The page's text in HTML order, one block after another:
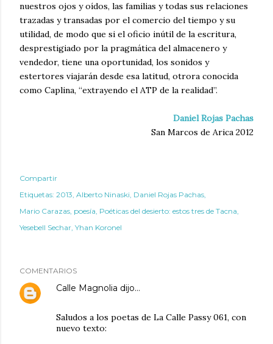
nuestros ojos y oídos, las familias y todas sus relaciones
trazadas y transadas por el comercio del tiempo y su
utilidad, de modo que si el oficio inútil de la escritura,
desprestigiado por la pragmática del almacenero y
vendedor, tiene una oportunidad, los sonidos y
estertores viajarán desde esa latitud, otrora conocida
como Caplina, “extrayendo el ATP de la realidad”.
Daniel Rojas Pachas
San Marcos de Arica 2012
Compartir
Etiquetas: 2013 Alberto Ninaski Daniel Rojas Pachas
Mario Carazas poesía Poéticas del desierto: estos tres de Tacna
Yesebell Sechar Yhan Koronel
COMENTARIOS
Calle Magnolia dijo…
Saludos a los poetas de La Calle Passy 061, con
nuevo texto: